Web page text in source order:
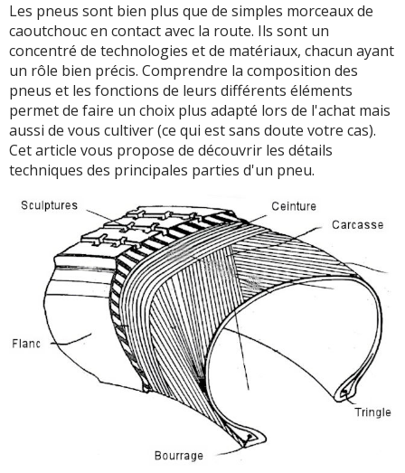
Les pneus sont bien plus que de simples morceaux de
caoutchouc en contact avec la route. Ils sont un
concentré de technologies et de matériaux, chacun ayant
un rôle bien précis. Comprendre la composition des
pneus et les fonctions de leurs différents éléments
permet de faire un choix plus adapté lors de l'achat mais
aussi de vous cultiver (ce qui est sans doute votre cas).
Cet article vous propose de découvrir les détails
techniques des principales parties d'un pneu.